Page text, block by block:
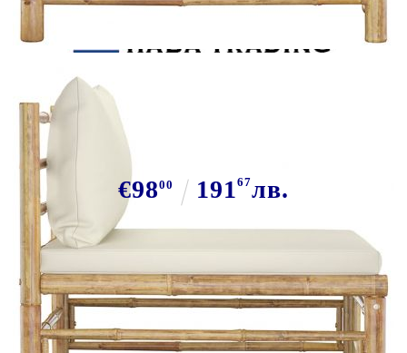
Градински среден диван с
кремавобели възглавници бамбук
€9800 19167лв.
Време за доставка: 5 до 9 дни
Безплатна доставка до адрес при плащане по банков път